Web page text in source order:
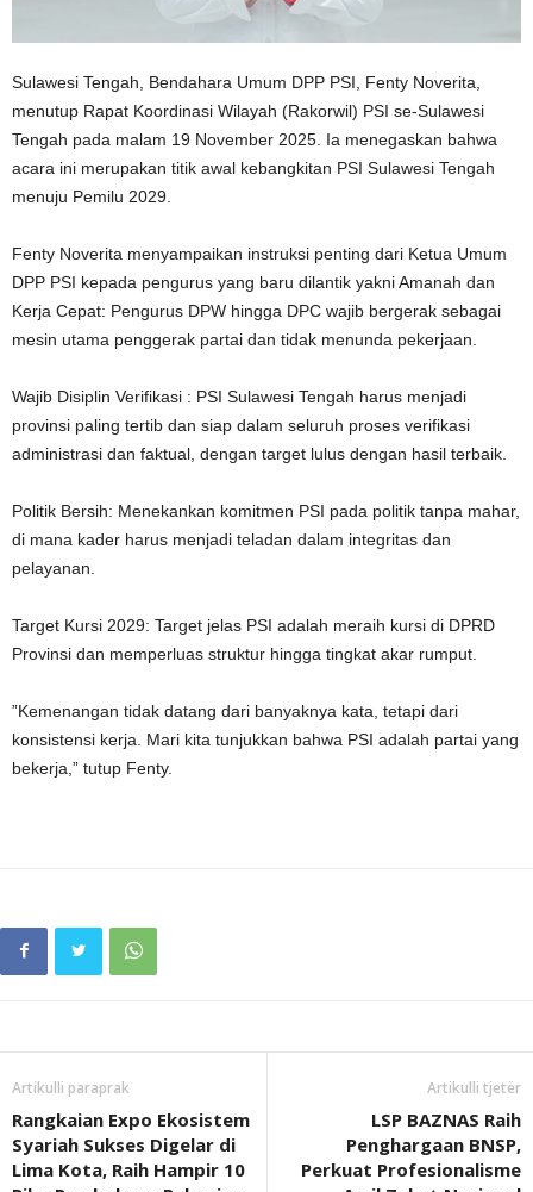
​Sulawesi Tengah, Bendahara Umum DPP PSI, Fenty Noverita,
menutup Rapat Koordinasi Wilayah (Rakorwil) PSI se-Sulawesi
Tengah pada malam 19 November 2025. Ia menegaskan bahwa
acara ini merupakan titik awal kebangkitan PSI Sulawesi Tengah
menuju Pemilu 2029.
​Fenty Noverita menyampaikan instruksi penting dari Ketua Umum
DPP PSI kepada pengurus yang baru dilantik yakni ​Amanah dan
Kerja Cepat: Pengurus DPW hingga DPC wajib bergerak sebagai
mesin utama penggerak partai dan tidak menunda pekerjaan.
​Wajib Disiplin Verifikasi : PSI Sulawesi Tengah harus menjadi
provinsi paling tertib dan siap dalam seluruh proses verifikasi
administrasi dan faktual, dengan target lulus dengan hasil terbaik.
​Politik Bersih: Menekankan komitmen PSI pada politik tanpa mahar,
di mana kader harus menjadi teladan dalam integritas dan
pelayanan.
​Target Kursi 2029: Target jelas PSI adalah meraih kursi di DPRD
Provinsi dan memperluas struktur hingga tingkat akar rumput.
​”Kemenangan tidak datang dari banyaknya kata, tetapi dari
konsistensi kerja. Mari kita tunjukkan bahwa PSI adalah partai yang
bekerja,” tutup Fenty.
Artikulli paraprak
Rangkaian Expo Ekosistem
Syariah Sukses Digelar di
Lima Kota, Raih Hampir 10
Artikulli tjetër
LSP BAZNAS Raih
Penghargaan BNSP,
Perkuat Profesionalisme